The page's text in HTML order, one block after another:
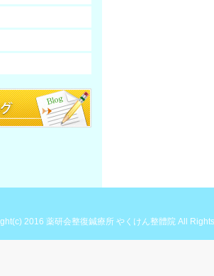
2016 薬研会整復鍼療所 やくけん整體院All